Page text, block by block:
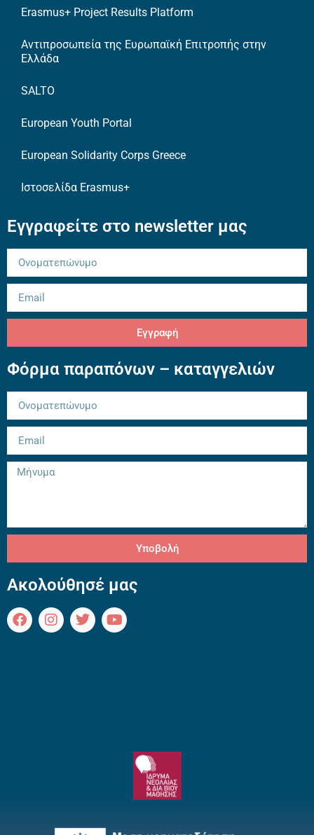
Erasmus+ Project Results Platform
Αντιπροσωπεία της Ευρωπαϊκή Επιτροπής στην
Ελλάδα
SALTO
European Youth Portal
European Solidarity Corps Greece
Ιστοσελίδα Erasmus+
Εγγραφείτε στο newsletter μας
Εγγραφή
Φόρμα παραπόνων – καταγγελιών
Υποβολή
Ακολούθησέ μας